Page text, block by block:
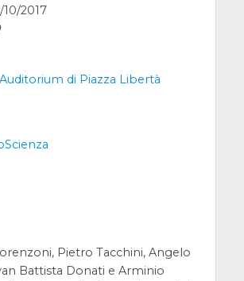
2017
di Piazza Libertà
Pietro Tacchini, Angelo
Battista Donati e Arminio